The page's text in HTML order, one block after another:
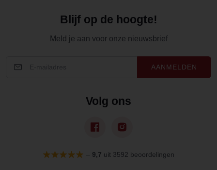
Blijf op de hoogte!
Meld je aan voor onze nieuwsbrief
AANMELDEN
Volg ons
– 9,7 uit 3592 beoordelingen